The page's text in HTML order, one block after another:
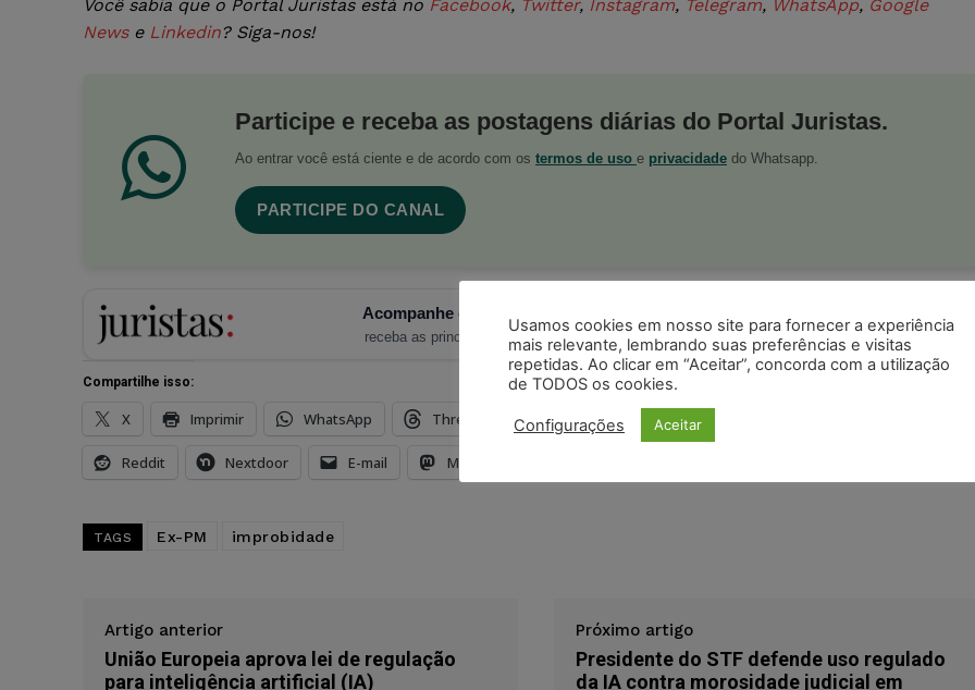
Você sabia que o Portal Juristas está no Facebook, Twitter, Instagram, Telegram, WhatsApp, Google
Newse Linkedin? Siga-nos!
Participe e receba as postagens diárias do Portal Juristas.
Ao entrar você está ciente e de acordo com os termos de uso e privacidade do Whatsapp.
PARTICIPE DO CANAL
Acompanhe o Juristas no Google News
receba as principais notícias jurídicas do Brasil
Seguir no Google
Compartilhe isso:
X Imprimir WhatsApp Threads Facebook Telegram
Reddit Nextdoor E-mail Mastodon
TAGS Ex-PM improbidade
Artigo anterior
União Europeia aprova lei de regulação
para inteligência artificial (IA)
Próximo artigo
Presidente do STF defende uso regulado
da IA contra morosidade judicial em
Usamos cookies em nosso site para fornecer a experiência
mais relevante, lembrando suas preferências e visitas
repetidas. Ao clicar em “Aceitar”, concorda com a utilização
de TODOS os cookies.
Configurações Aceitar